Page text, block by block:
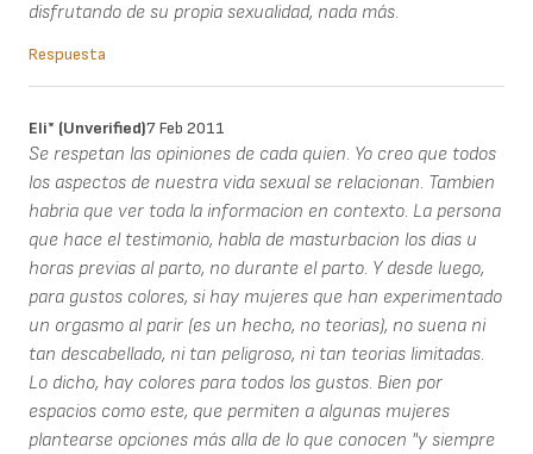
disfrutando de su propia sexualidad, nada más.
Respuesta
Eli* (unverified)7 Feb 2011
Se respetan las opiniones de cada quien. Yo creo que todos
los aspectos de nuestra vida sexual se relacionan. Tambien
habria que ver toda la informacion en contexto. La persona
que hace el testimonio, habla de masturbacion los dias u
horas previas al parto, no durante el parto. Y desde luego,
para gustos colores, si hay mujeres que han experimentado
un orgasmo al parir (es un hecho, no teorias), no suena ni
tan descabellado, ni tan peligroso, ni tan teorias limitadas.
Lo dicho, hay colores para todos los gustos. Bien por
espacios como este, que permiten a algunas mujeres
plantearse opciones más alla de lo que conocen "y siempre